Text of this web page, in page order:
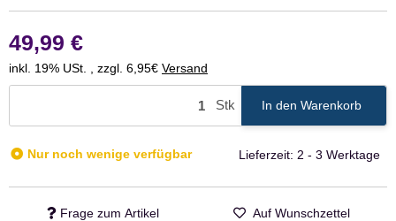
49,99 €
inkl. 19% USt. , zzgl. 6,95€ Versand
Stk In den Warenkorb
Nur noch wenige verfügbar Lieferzeit: 2 - 3 Werktage
Frage zum Artikel Auf Wunschzettel